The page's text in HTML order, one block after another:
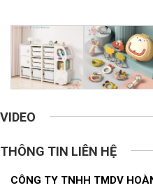
VIDEO
THÔNG TIN LIÊN HỆ
CÔNG TY TNHH TMDV